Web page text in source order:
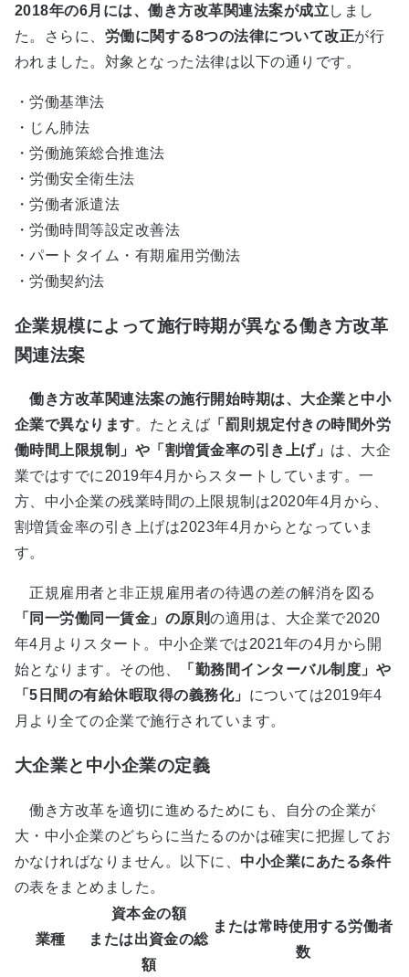
2018年の6月には、働き方改革関連法案が成立 しまし
た。さらに、 労働に関する8つの法律について改正が行
われました。対象となった法律は以下の通りです。
・労働基準法
・じん肺法
・労働施策総合推進法
・労働安全衛生法
・労働者派遣法
・労働時間等設定改善法
・パートタイム・有期雇用労働法
・労働契約法
企業規模によって施行時期が異なる働き方改革
関連法案
働き方改革関連法案の施行開始時期は、大企業と中小
企業で異なります。たとえば 「罰則規定付きの時間外労
働時間上限規制」や「割増賃金率の引き上げ」 は、大企
業ではすでに2019年4月からスタートしています。一
方、中小企業の残業時間の上限規制は2020年4月から、
割増賃金率の引き上げは2023年4月からとなっていま
す。
正規雇用者と非正規雇用者の待遇の差の解消を図る
「同一労働同一賃金」の原則の適用は、大企業で2020
年4月よりスタート。中小企業では2021年の4月から開
始となります。その他、
「 勤務間インターバル制度」や
「5日間の有給休暇取得の義務化」 については2019年4
月より全ての企業で施行されています。
大企業と中小企業の定義
働き方改革を適切に進めるためにも、自分の企業が
大・中小企業のどちらに当たるのかは確実に把握してお
かなければなりません。以下に、 中小企業にあたる条件
の表をまとめました。
業種
資本金の額
または出資金の総
額
または常時使用する労働者
数